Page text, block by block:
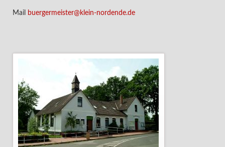
Mail buergermeister@klein-nordende.de